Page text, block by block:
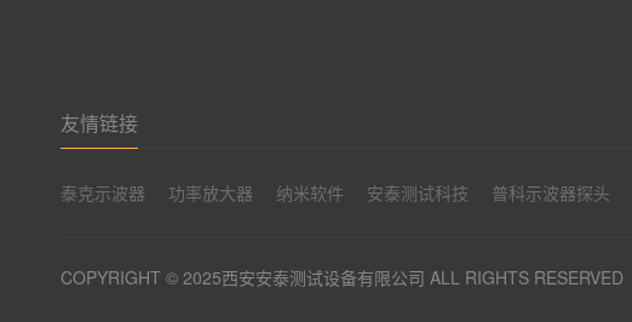
友情链接
泰克示波器 功率放大器 纳米软件 安泰测试科技 普科示波器探头
COPYRIGHT © 2025西安安泰测试设备有限公司 ALL RIGHTS RESERVED